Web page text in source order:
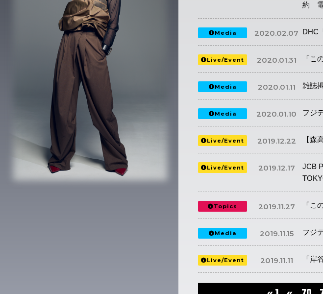
約 電
Media 2020.02.07 DHC
Live/Event 2020.01.31 「こ
Media 2020.01.11 雑誌
Media 2020.01.10 フジ
Live/Event 2019.12.22 【
Live/Event 2019.12.17
JCB
Topics 2019.11.27 「こ
Media 2019.11.15 フジ
Live/Event 2019.11.11 「岸